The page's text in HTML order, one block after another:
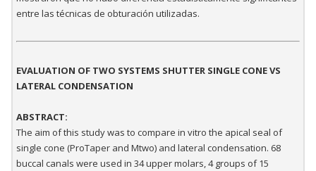
entre las técnicas de obturación utilizadas.
EVALUATION OF TWO SYSTEMS SHUTTER SINGLE CONE VS
LATERAL CONDENSATION
ABSTRACT:
The aim of this study was to compare in vitro the apical seal of
single cone (ProTaper and Mtwo) and lateral condensation. 68
buccal canals were used in 34 upper molars, 4 groups of 15